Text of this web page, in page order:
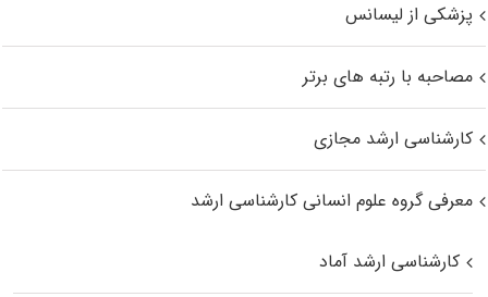
پزشکی از لیسانس
مصاحبه با رتبه های برتر
کارشناسی ارشد مجازی
معرفی گروه علوم انسانی کارشناسی ارشد
کارشناسی ارشد آماد